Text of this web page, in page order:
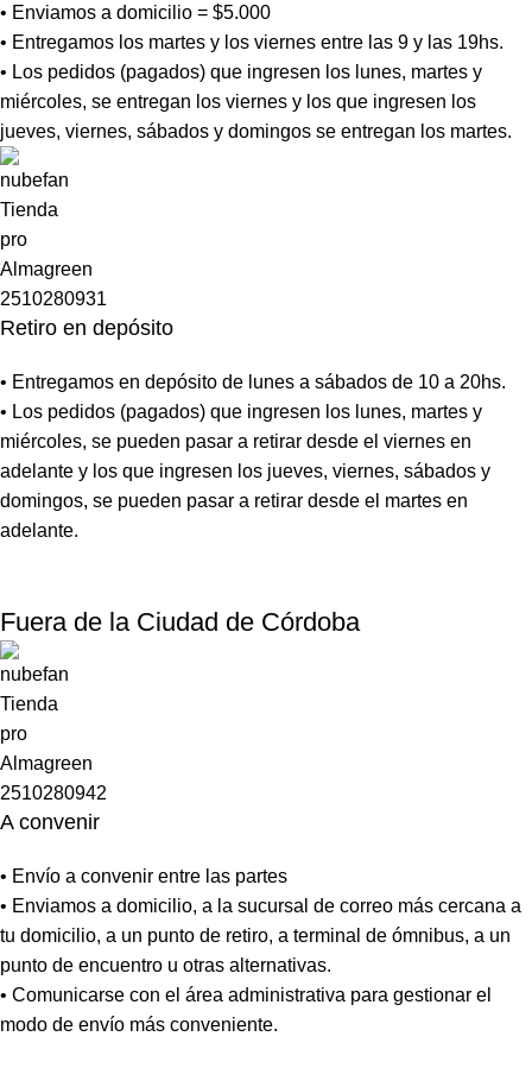
• Enviamos a domicilio = $5.000
• Entregamos los martes y los viernes entre las 9 y las 19hs.
• Los pedidos (pagados) que ingresen los lunes, martes y
miércoles, se entregan los viernes y los que ingresen los
jueves, viernes, sábados y domingos se entregan los martes.
Retiro en depósito
• Entregamos en depósito de lunes a sábados de 10 a 20hs.
• Los pedidos (pagados) que ingresen los lunes, martes y
miércoles, se pueden pasar a retirar desde el viernes en
adelante y los que ingresen los jueves, viernes, sábados y
domingos, se pueden pasar a retirar desde el martes en
adelante.
Fuera de la Ciudad de Córdoba
A convenir
• Envío a convenir entre las partes
• Enviamos a domicilio, a la sucursal de correo más cercana a
tu domicilio, a un punto de retiro, a terminal de ómnibus, a un
punto de encuentro u otras alternativas.
• Comunicarse con el área administrativa para gestionar el
modo de envío más conveniente.